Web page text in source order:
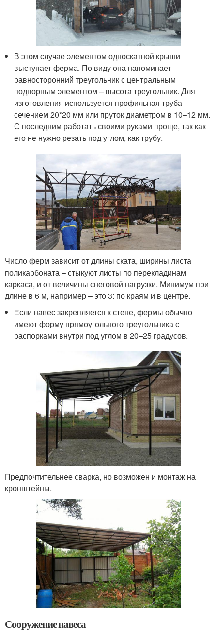
В этом случае элементом односкатной крыши
выступает ферма. По виду она напоминает
равносторонний треугольник с центральным
подпорным элементом – высота треугольник. Для
изготовления используется профильная труба
сечением 20*20 мм или пруток диаметром в 10–12 мм.
С последним работать своими руками проще, так как
его не нужно резать под углом, как трубу.
Число ферм зависит от длины ската, ширины листа
поликарбоната – стыкуют листы по перекладинам
каркаса, и от величины снеговой нагрузки. Минимум при
длине в 6 м, например – это 3: по краям и в центре.
Если навес закрепляется к стене, фермы обычно
имеют форму прямоугольного треугольника с
распорками внутри под углом в 20–25 градусов.
Предпочтительнее сварка, но возможен и монтаж на
кронштейны.
Сооружение навеса